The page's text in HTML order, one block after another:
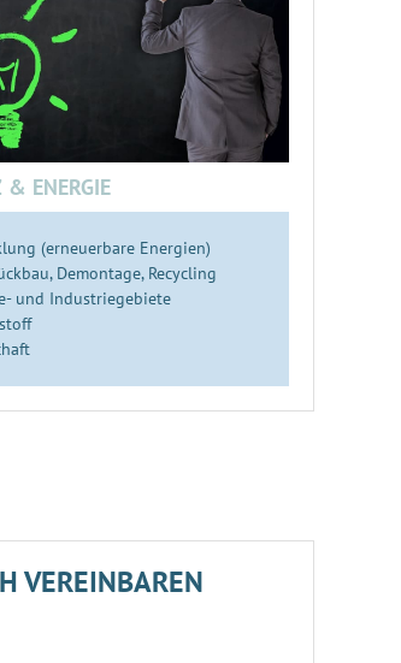
& ENERGIE
(erneuerbare Energien)
Demontage, Recycling
und Industriegebiete
VEREINBAREN